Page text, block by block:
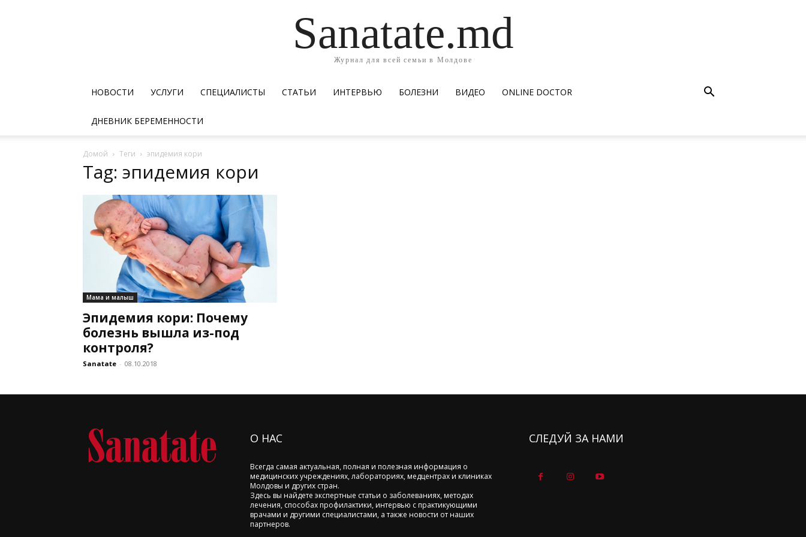
Sanatate.md
Журнал для всей семьи в Молдове
НОВОСТИ УСЛУГИ СПЕЦИАЛИСТЫ СТАТЬИ ИНТЕРВЬЮ БОЛЕЗНИ ВИДЕО ОNLINE DOCTOR
ДНЕВНИК БЕРЕМЕННОСТИ
Домой Теги эпидемия кори
Tag: эпидемия кори
Мама и малыш
Эпидемия кори: Почему
болезнь вышла из-под
контроля?
Sanatate - 08.10.2018
О НАС
Всегда самая актуальная, полная и полезная информация о
медицинских учреждениях, лабораториях, медцентрах и клиниках
Молдовы и других стран.
Здесь вы найдете экспертные статьи о заболеваниях, методах
лечения, способах профилактики, интервью с практикующими
врачами и другими специалистами, а также новости от наших
партнеров.
СЛЕДУЙ ЗА НАМИ